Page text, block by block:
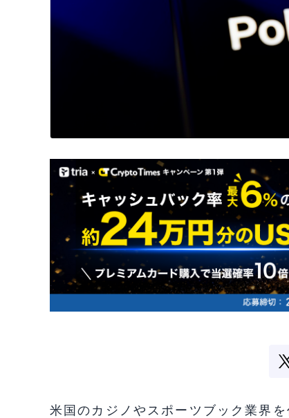
米国のカジノやスポーツブック業界